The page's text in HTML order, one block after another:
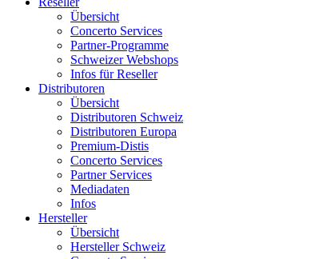
Übersicht
Concerto Services
Partner-Programme
Schweizer Webshops
Infos für Reseller
Distributoren
Übersicht
Distributoren Schweiz
Distributoren Europa
Premium-Distis
Concerto Services
Partner Services
Mediadaten
Infos
Hersteller
Übersicht
Hersteller Schweiz